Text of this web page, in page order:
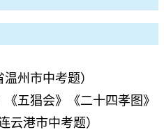
州市中考题）
五猖会》《二十四孝图》
云港市中考题）